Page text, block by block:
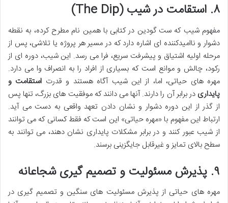
۸. استقامت در شیب (The Dip)
مفهوم شیب که ست گودین در کتابی با همین نام مطرح کرده، به نقطه
دشوار و ناامیدکننده ای اشاره دارد که در مسیر هر پروژه یا تلاشی، پس از
مرحله اولیه اشتیاق و پیشرفت سریع، فرا می رسد. این شیب، دوره ای از
رکود، چالش و موانع است که بسیاری از افراد را به انصراف وا می دارد.
مهره های حیاتی، اما، از این شیب آگاه هستند و قدرت استقامت و
پایداری در برابر آن را دارند. آنها می دانند که موفقیت های بزرگ، تنها پس
از گذر از این دوره دشوار و نشان دادن تعهد واقعی به دست می آید.
ارتباط این مفهوم با «مهره حیاتی» این است که فقط کسانی که می توانند
از شیب عبور کنند و در برابر مشکلات پایداری نشان دهند، می توانند به
سطح بالای تمایز و غیرقابل جایگزینی برسند.
۹. پذیرش مسئولیت و تصمیم گیری شجاعانه
مهره های حیاتی از پذیرش مسئولیت های سنگین و تصمیم گیری در